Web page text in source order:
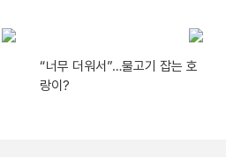
“너무 더워서”…물고기 잡는 호
랑이?